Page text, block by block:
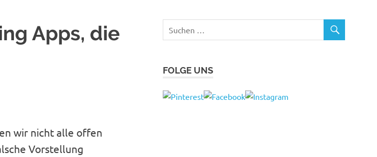
Apps, die
wir nicht alle offen
Vorstellung
FOLGE UNS